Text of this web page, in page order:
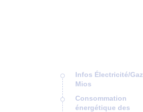
Infos Électricité/Gaz
Mios
Consommation
énergétique des